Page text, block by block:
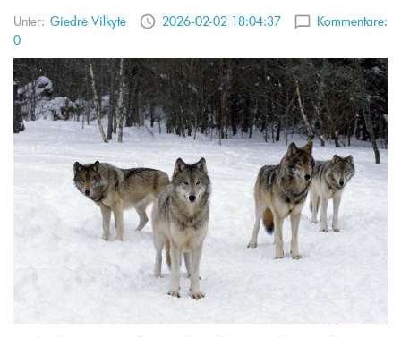
Unter: Giedrė Vilkytė 2026-02-02 18:04:37
Kommentare:
0